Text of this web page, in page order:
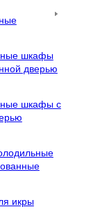
шкафы
дверью
шкафы с
икры